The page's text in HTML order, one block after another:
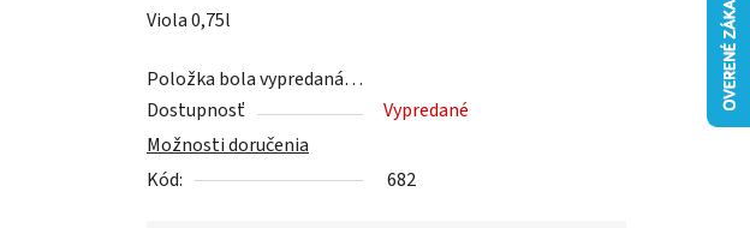
je
z
5
hviezdičiek.
Viola 0,75l
Položka bola vypredaná…
Dostupnosť
Vypredané
Možnosti doručenia
Kód:
682